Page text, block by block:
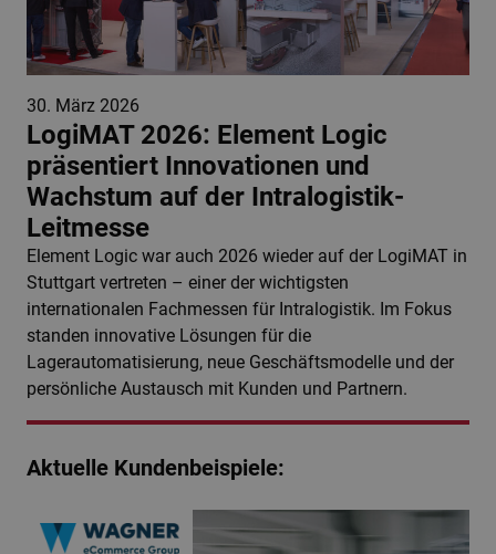
30. März 2026
LogiMAT 2026: Element Logic
präsentiert Innovationen und
Wachstum auf der Intralogistik-
Leitmesse
Element Logic war auch 2026 wieder auf der LogiMAT in
Stuttgart vertreten – einer der wichtigsten
internationalen Fachmessen für Intralogistik. Im Fokus
standen innovative Lösungen für die
Lagerautomatisierung, neue Geschäftsmodelle und der
persönliche Austausch mit Kunden und Partnern.
Aktuelle Kundenbeispiele: